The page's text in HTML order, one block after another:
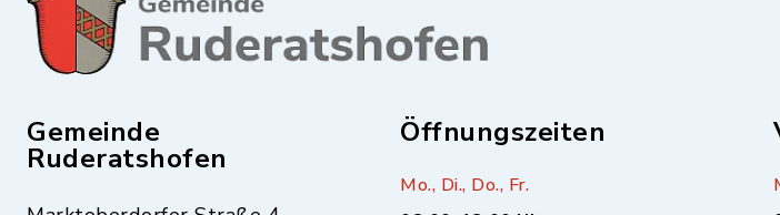
Gemeinde
Ruderatshofen
Öffnungszeiten
Mo., Di., Do., Fr.